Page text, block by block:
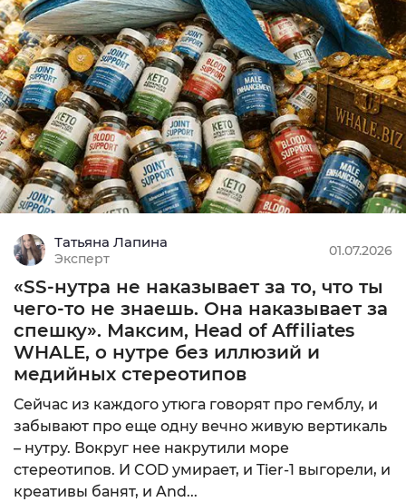
предлагают буквально из всех утюгов. Главная
проблема для нови…
Как стать стримером казино в 2026 год...
Меллстрою платят $65К фиксы за 20 минут
стрима казино. Без гаранта времени запросы
скромнее – $…
Креативы под гемблинг: примеры реклам...
Привет всем. Подскажите плиз, какие креативы в
гемблинге сейчас топчик. Ну то есть конвертят
лучш…
Как лить трафик на гемблинг с Facebook
Расскажите пожалуйста, как лить трафик на
гемблинг с Фейсбука? В общих чертах, конечно,
с этим зн…
Схемный трафик в арбитраже: гемблинг,...
Татьяна Лапина
Эксперт
01.07.2026
«SS-нутра не наказывает за то, что ты
чего-то не знаешь. Она наказывает за
спешку». Максим, Head of Affiliates
WHALE, о нутре без иллюзий и
медийных стереотипов
Сейчас из каждого утюга говорят про гемблу, и
забывают про еще одну вечно живую вертикаль
– нутру. Вокруг нее накрутили море
стереотипов. И COD умирает, и Tier-1 выгорели, и
креативы банят, и And...